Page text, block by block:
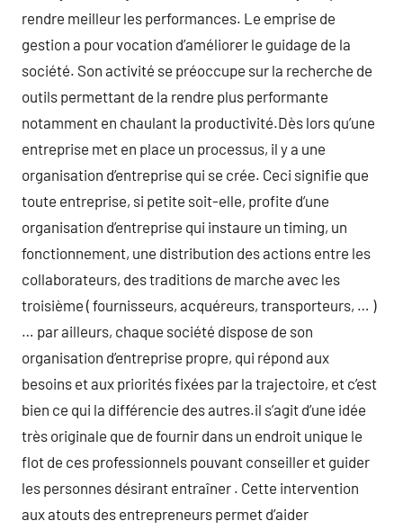
rendre meilleur les performances. Le emprise de
gestion a pour vocation d’améliorer le guidage de la
société. Son activité se préoccupe sur la recherche de
outils permettant de la rendre plus performante
notamment en chaulant la productivité.Dès lors qu’une
entreprise met en place un processus, il y a une
organisation d’entreprise qui se crée. Ceci signifie que
toute entreprise, si petite soit-elle, profite d’une
organisation d’entreprise qui instaure un timing, un
fonctionnement, une distribution des actions entre les
collaborateurs, des traditions de marche avec les
troisième ( fournisseurs, acquéreurs, transporteurs, … )
… par ailleurs, chaque société dispose de son
organisation d’entreprise propre, qui répond aux
besoins et aux priorités fixées par la trajectoire, et c’est
bien ce qui la différencie des autres.il s’agit d’une idée
très originale que de fournir dans un endroit unique le
flot de ces professionnels pouvant conseiller et guider
les personnes désirant entraîner . Cette intervention
aux atouts des entrepreneurs permet d’aider